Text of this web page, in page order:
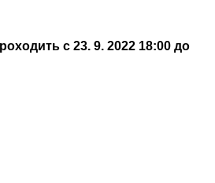
с 23. 9. 2022 18:00 до